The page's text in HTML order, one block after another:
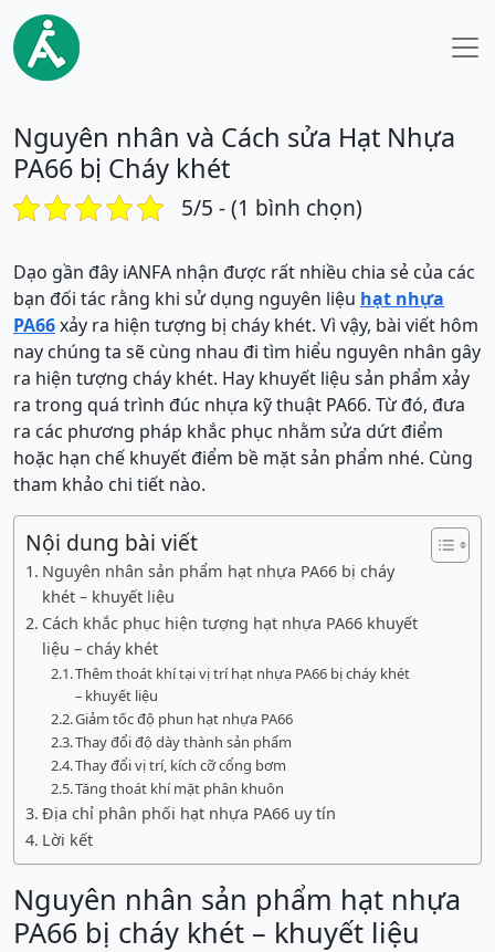
Nguyên nhân và Cách sửa Hạt Nhựa
PA66 bị Cháy khét
5/5 - (1 bình chọn)
Dạo gần đây iANFA nhận được rất nhiều chia sẻ của các
bạn đối tác rằng khi sử dụng nguyên liệu hạt nhựa
PA66xảy ra hiện tượng bị cháy khét. Vì vậy, bài viết hôm
nay chúng ta sẽ cùng nhau đi tìm hiểu nguyên nhân gây
ra hiện tượng cháy khét. Hay khuyết liệu sản phẩm xảy
ra trong quá trình đúc nhựa kỹ thuật PA66. Từ đó, đưa
ra các phương pháp khắc phục nhằm sửa dứt điểm
hoặc hạn chế khuyết điểm bề mặt sản phẩm nhé. Cùng
tham khảo chi tiết nào.
Nội dung bài viết
Nguyên nhân sản phẩm hạt nhựa PA66 bị cháy
khét – khuyết liệu
Cách khắc phục hiện tượng hạt nhựa PA66 khuyết
liệu – cháy khét
Thêm thoát khí tại vị trí hạt nhựa PA66 bị cháy khét
– khuyết liệu
Giảm tốc độ phun hạt nhựa PA66
Thay đổi độ dày thành sản phẩm
Thay đổi vị trí, kích cỡ cổng bơm
Tăng thoát khí mặt phân khuôn
Địa chỉ phân phối hạt nhựa PA66 uy tín
Lời kết
Nguyên nhân sản phẩm hạt nhựa
PA66 bị cháy khét – khuyết liệu